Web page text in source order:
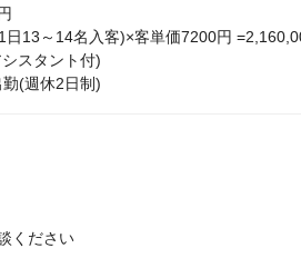
日13～14名入客)×客単価7200円
スタント付)
(週休2日制)
ください